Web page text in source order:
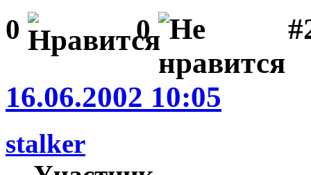
0 0
16.06.2002 10:05
stalker